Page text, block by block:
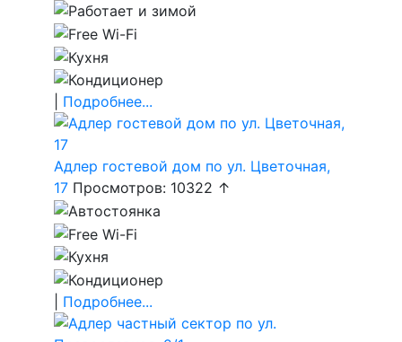
Подробнее...
Адлер гостевой дом по ул. Цветочная,
17 Просмотров: 10322 ↑
Подробнее...